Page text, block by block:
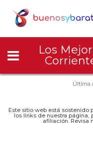
Los
Última
Este sitio web está sostenido
los links de nuestra
afiliación. Revisa